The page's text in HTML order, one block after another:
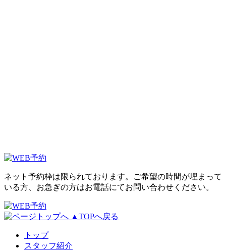
ネット予約枠は限られております。ご希望の時間が埋まって
いる方、お急ぎの方はお電話にてお問い合わせください。
▲TOPへ戻る
トップ
スタッフ紹介